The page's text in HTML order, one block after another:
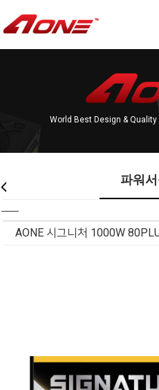
World Best Design & Quality
파워서
AONE 시그니처 1000W